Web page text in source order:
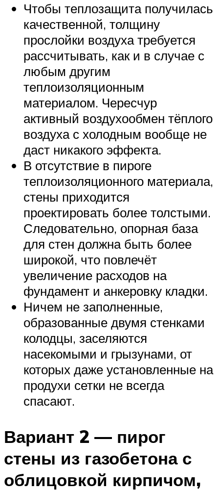
Чтобы теплозащита получилась
качественной, толщину
прослойки воздуха требуется
рассчитывать, как и в случае с
любым другим
теплоизоляционным
материалом. Чересчур
активный воздухообмен тёплого
воздуха с холодным вообще не
даст никакого эффекта.
В отсутствие в пироге
теплоизоляционного материала,
стены приходится
проектировать более толстыми.
Следовательно, опорная база
для стен должна быть более
широкой, что повлечёт
увеличение расходов на
фундамент и анкеровку кладки.
Ничем не заполненные,
образованные двумя стенками
колодцы, заселяются
насекомыми и грызунами, от
которых даже установленные на
продухи сетки не всегда
спасают.
Вариант 2 — пирог
стены из газобетона с
облицовкой кирпичом,